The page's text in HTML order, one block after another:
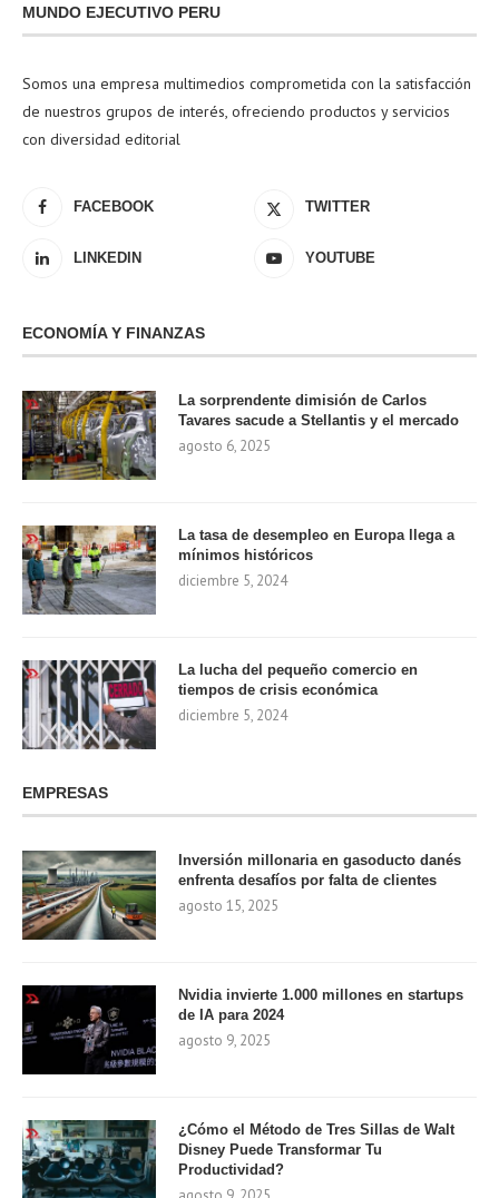
MUNDO EJECUTIVO PERU
Somos una empresa multimedios comprometida con la satisfacción
de nuestros grupos de interés, ofreciendo productos y servicios
con diversidad editorial
FACEBOOK TWITTER
LINKEDIN YOUTUBE
ECONOMÍA Y FINANZAS
La sorprendente dimisión de Carlos
Tavares sacude a Stellantis y el mercado
agosto 6, 2025
La tasa de desempleo en Europa llega a
mínimos históricos
diciembre 5, 2024
La lucha del pequeño comercio en
tiempos de crisis económica
diciembre 5, 2024
EMPRESAS
Inversión millonaria en gasoducto danés
enfrenta desafíos por falta de clientes
agosto 15, 2025
Nvidia invierte 1.000 millones en startups
de IA para 2024
agosto 9, 2025
¿Cómo el Método de Tres Sillas de Walt
Disney Puede Transformar Tu
Productividad?